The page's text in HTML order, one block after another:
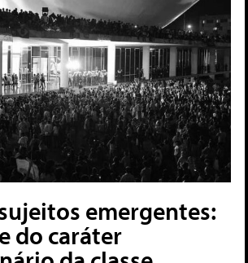
emergentes:
do caráter